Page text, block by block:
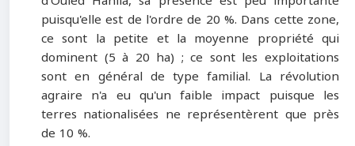
puisqu'elle est de l'ordre de 20 %. Dans cette zone,
ce sont la petite et la moyenne propriété qui
dominent (5 à 20 ha) ; ce sont les exploitations
sont en général de type familial. La révolution
agraire n'a eu qu'un faible impact puisque les
terres nationalisées ne représentèrent que près
de 10 %.